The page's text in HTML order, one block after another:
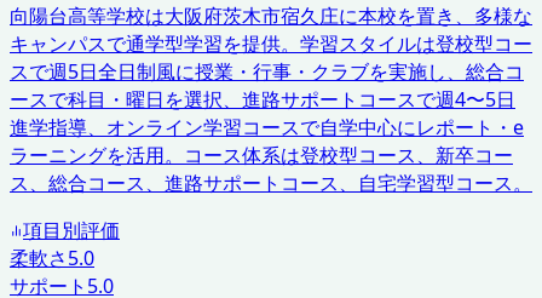
向陽台高等学校は大阪府茨木市宿久庄に本校を置き、多様な
キャンパスで通学型学習を提供。学習スタイルは登校型コー
スで週5日全日制風に授業・行事・クラブを実施し、総合コ
ースで科目・曜日を選択、進路サポートコースで週4〜5日
進学指導、オンライン学習コースで自学中心にレポート・e
ラーニングを活用。コース体系は登校型コース、新卒コー
ス、総合コース、進路サポートコース、自宅学習型コース。
項目別評価
柔軟さ5.0
サポート 5.0